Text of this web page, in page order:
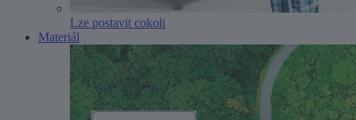
Lze postavit cokoli
Materiál